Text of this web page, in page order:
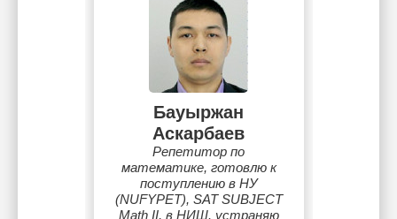
Бауыржан
Аскарбаев
Репетитор по
математике, готовлю к
поступлению в НУ
(NUFYPET), SAT SUBJECT
Math II, в НИШ. устраняю